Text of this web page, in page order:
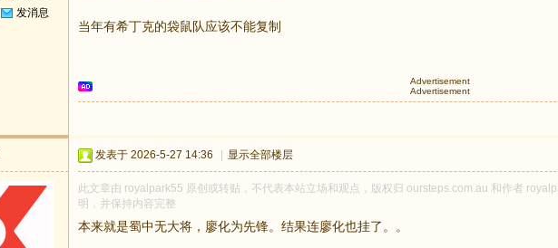
发消息
当年有希丁克的袋鼠队应该不能复制
Advertisement
Advertisement
发表于 2026-5-27 14:36 显示全部楼层
此文章由 royalpark55 原创或转贴，不代表本站立场和观点，版权归 oursteps.com.au 和作者
明，并保持内容完整
本来就是蜀中无大将，廖化为先锋。结果连廖化也挂了。。